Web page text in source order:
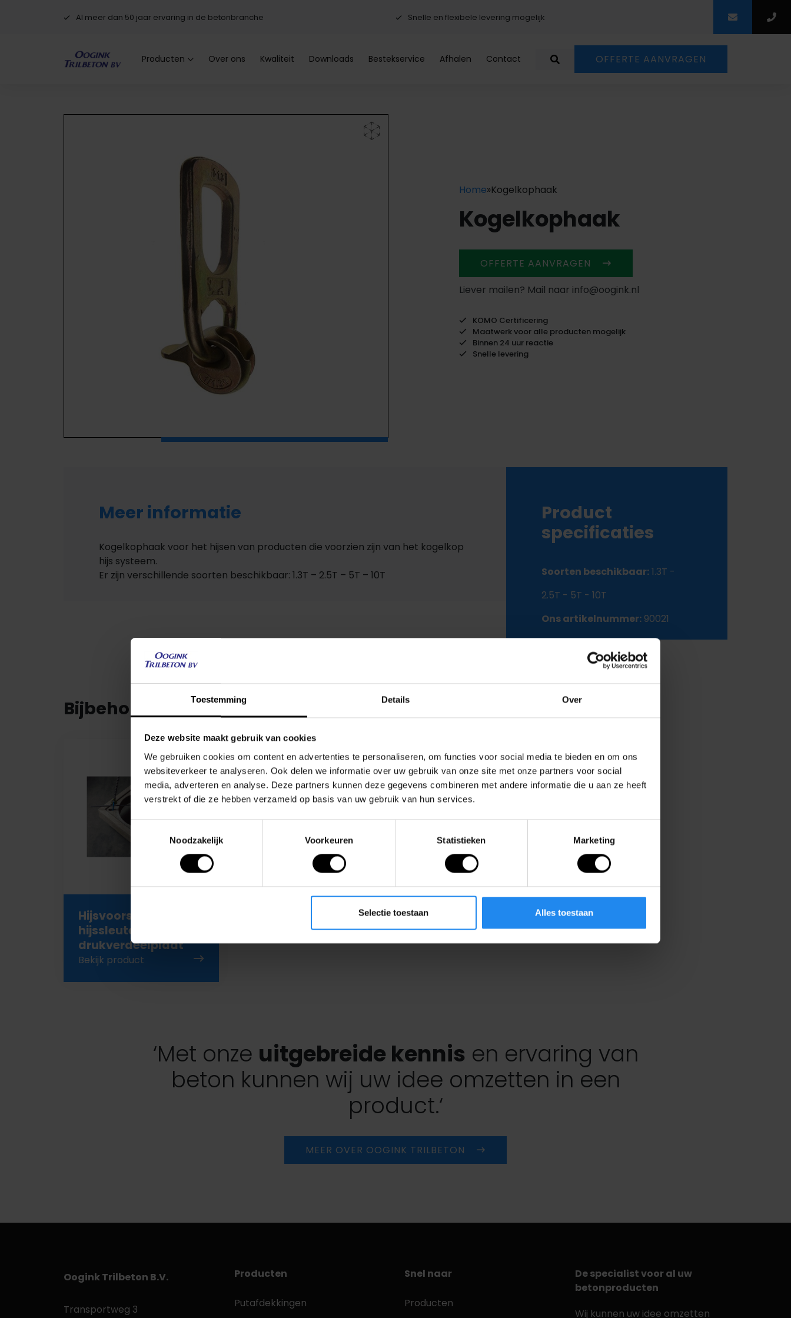
Toestemming Details Over
Deze website maakt gebruik van cookies
We gebruiken cookies om content en advertenties te personaliseren, om functies voor social media te bieden en om ons
websiteverkeer te analyseren. Ook delen we informatie over uw gebruik van onze site met onze partners voor social
media, adverteren en analyse. Deze partners kunnen deze gegevens combineren met andere informatie die u aan ze heeft
verstrekt of die ze hebben verzameld op basis van uw gebruik van hun services.
Toestemmingsselectie
Noodzakelijk
Voorkeuren Statistieken Marketing
Selectie toestaan Alles toestaan
Al meer dan 50 jaar ervaring in de betonbranche Snelle en flexibele levering mogelijk Scherpe
Producten Over ons Kwaliteit Downloads Bestekservice Afhalen Contact OFFERTE AANVRAGEN
Home»Kogelkophaak
Kogelkophaak
OFFERTE AANVRAGEN
Liever mailen? Mail naar info@oogink.nl
KOMO Certificering
Maatwerk voor alle producten mogelijk
Binnen 24 uur reactie
Snelle levering
Meer informatie
Kogelkophaak voor het hijsen van producten die voorzien zijn van het kogelkop
hijs systeem.
Er zijn verschillende soorten beschikbaar: 1.3T – 2.5T – 5T – 10T
Product
specificaties
Soorten beschikbaar:1.3T -
2.5T - 5T - 10T
Ons artikelnummer: 90021
Bijbehorende producten
Hijsvoorschrift &
hijssleutels t.b.v.
drukverdeelplaat
Bekijk product
‘Met onze uitgebreide kennis en ervaring van
beton kunnen wij uw idee omzetten in een
product.‘
MEER OVER OOGINK TRILBETON
Oogink Trilbeton B.V.
Transportweg 3
Producten
Putafdekkingen
Snel naar
Producten
De specialist voor al uw
betonproducten
Wij kunnen uw idee omzetten